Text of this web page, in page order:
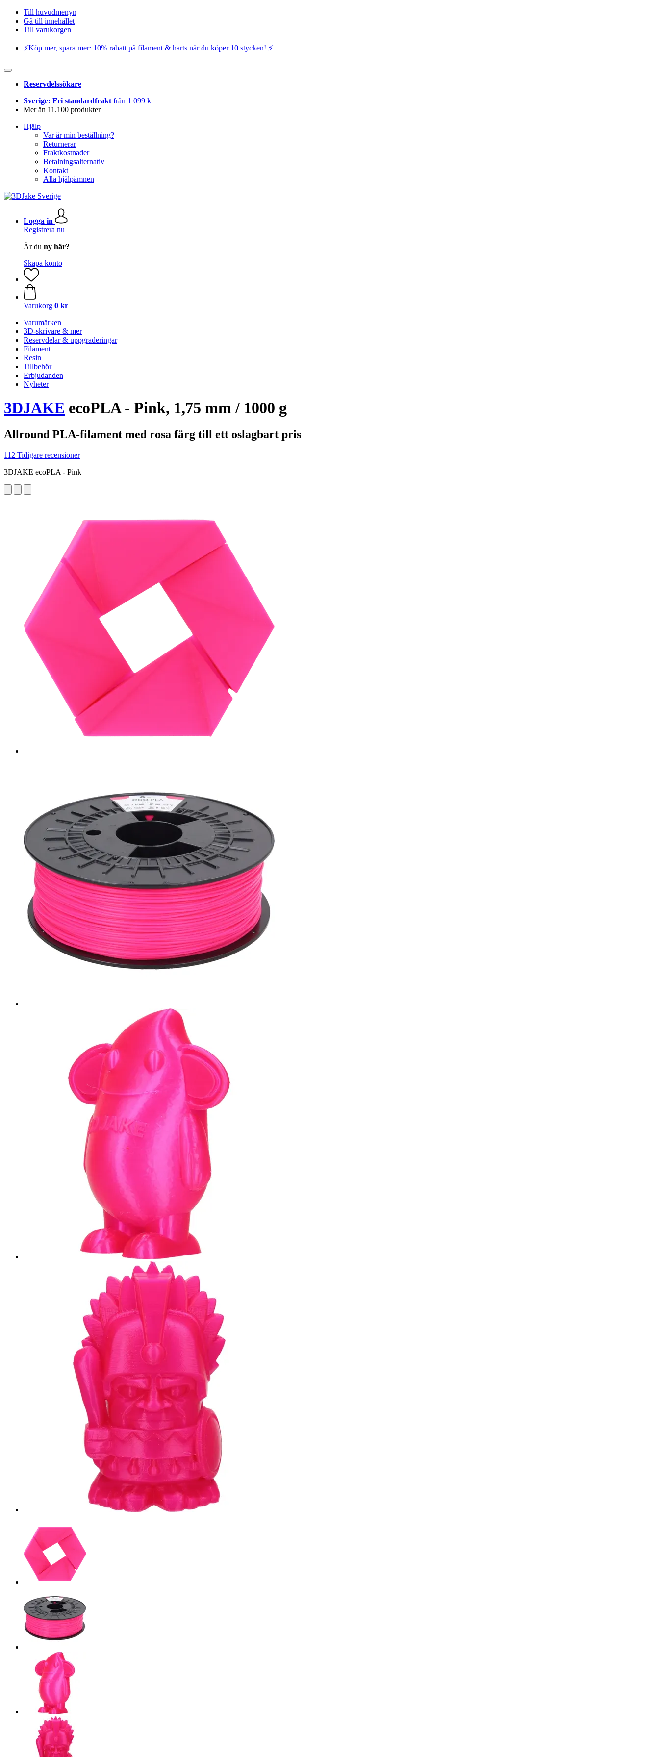
Till huvudmenyn
Gå till innehållet
Till varukorgen
⚡️Köp mer, spara mer: 10% rabatt på filament & harts när du köper 10 stycken! ⚡️
Reservdelssökare
Sverige: Fri standardfrakt från 1 099 kr
Mer än 11.100 produkter
Hjälp
Var är min beställning?
Returnerar
Fraktkostnader
Betalningsalternativ
Kontakt
Alla hjälpämnen
Logga in
Registrera nu
Är du ny här?
Skapa konto
Varukorg 0 kr
Varumärken
3D-skrivare & mer
Reservdelar & uppgraderingar
Filament
Resin
Tillbehör
Erbjudanden
Nyheter
3DJAKE ecoPLA - Pink, 1,75 mm / 1000 g
Allround PLA-filament med rosa färg till ett oslagbart pris
112 Tidigare recensioner
3DJAKE ecoPLA - Pink